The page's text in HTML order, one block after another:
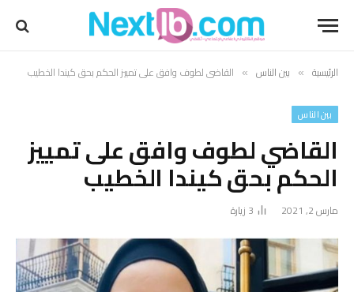
الرئيسية » بين الناس » القاضي لطوف وافق على تمييز الحكم بحق كيندا الخطيب
بين الناس
القاضي لطوف وافق على تمييز
الحكم بحق كيندا الخطيب
مارس 2, 2021 3 زيارة